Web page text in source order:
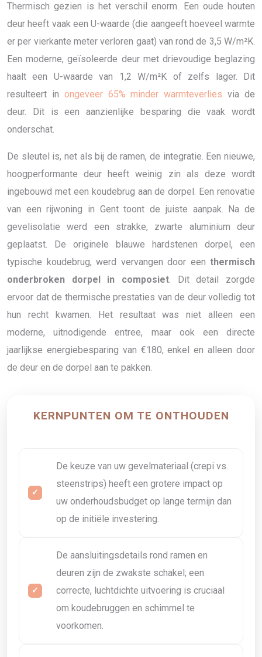
Thermisch gezien is het verschil enorm. Een oude houten
deur heeft vaak een U-waarde (die aangeeft hoeveel warmte
er per vierkante meter verloren gaat) van rond de 3,5 W/m²K.
Een moderne, geïsoleerde deur met drievoudige beglazing
haalt een U-waarde van 1,2 W/m²K of zelfs lager. Dit
resulteert in ongeveer 65% minder warmteverlies via de
deur. Dit is een aanzienlijke besparing die vaak wordt
onderschat.
De sleutel is, net als bij de ramen, de integratie. Een nieuwe,
hoogperformante deur heeft weinig zin als deze wordt
ingebouwd met een koudebrug aan de dorpel. Een renovatie
van een rijwoning in Gent toont de juiste aanpak. Na de
gevelisolatie werd een strakke, zwarte aluminium deur
geplaatst. De originele blauwe hardstenen dorpel, een
typische koudebrug, werd vervangen door een thermisch
onderbroken dorpel in composiet . Dit detail zorgde
ervoor dat de thermische prestaties van de deur volledig tot
hun recht kwamen. Het resultaat was niet alleen een
moderne, uitnodigende entree, maar ook een directe
jaarlijkse energiebesparing van €180, enkel en alleen door
de deur en de dorpel aan te pakken.
KERNPUNTEN OM TE ONTHOUDEN
De keuze van uw gevelmateriaal (crepi vs.
steenstrips) heeft een grotere impact op
uw onderhoudsbudget op lange termijn dan
op de initiële investering.
De aansluitingsdetails rond ramen en
deuren zijn de zwakste schakel; een
correcte, luchtdichte uitvoering is cruciaal
om koudebruggen en schimmel te
voorkomen.